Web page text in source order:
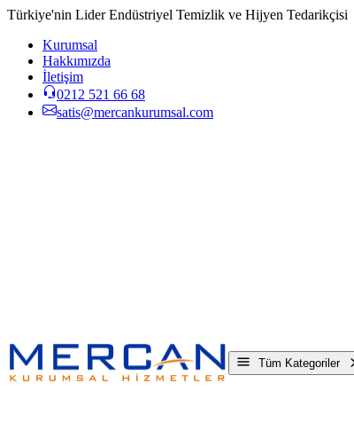
Türkiye'nin Lider Endüstriyel Temizlik ve Hijyen Tedarikçisi
Kurumsal
Hakkımızda
İletişim
0212 521 66 68
satis@mercankurumsal.com
Tüm Kategoriler